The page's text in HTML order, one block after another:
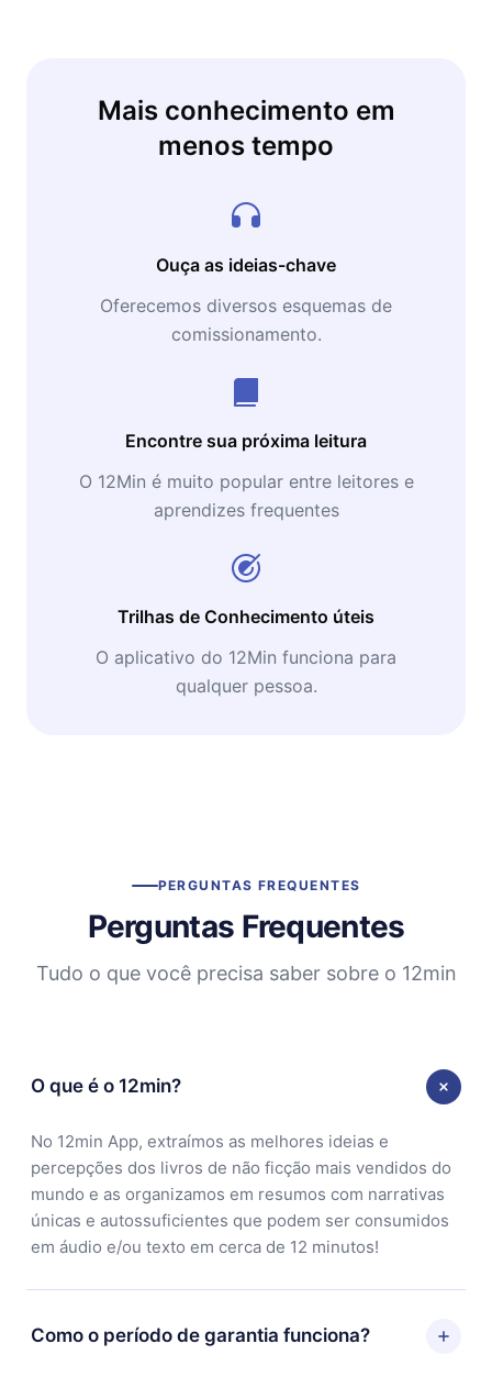
Mais conhecimento em
menos tempo
Ouça as ideias-chave
Oferecemos diversos esquemas de
comissionamento.
Encontre sua próxima leitura
O 12Min é muito popular entre leitores e
aprendizes frequentes
Trilhas de Conhecimento úteis
O aplicativo do 12Min funciona para
qualquer pessoa.
PERGUNTAS FREQUENTES
Perguntas Frequentes
Tudo o que você precisa saber sobre o 12min
O que é o 12min?
No 12min App, extraímos as melhores ideias e
percepções dos livros de não ficção mais vendidos do
mundo e as organizamos em resumos com narrativas
únicas e autossuficientes que podem ser consumidos
em áudio e/ou texto em cerca de 12 minutos!
Como o período de garantia funciona?